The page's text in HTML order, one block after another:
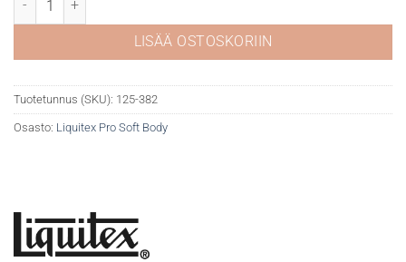
LISÄÄ OSTOSKORIIN
Tuotetunnus (SKU): 125-382
Osasto: Liquitex Pro Soft Body